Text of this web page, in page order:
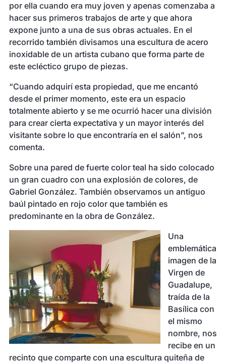
por ella cuando era muy joven y apenas comenzaba a
hacer sus primeros trabajos de arte y que ahora
expone junto a una de sus obras actuales. En el
recorrido también divisamos una escultura de acero
inoxidable de un artista cubano que forma parte de
este ecléctico grupo de piezas.
“Cuando adquirí esta propiedad, que me encantó
desde el primer momento, este era un espacio
totalmente abierto y se me ocurrió hacer una división
para crear cierta expectativa y un mayor interés del
visitante sobre lo que encontraría en el salón”, nos
comenta.
Sobre una pared de fuerte color teal ha sido colocado
un gran cuadro con una explosión de colores, de
Gabriel González. También observamos un antiguo
baúl pintado en rojo color que también es
predominante en la obra de González.
Una
emblemática
imagen de la
Virgen de
Guadalupe,
traída de la
Basílica con
el mismo
nombre, nos
recibe en un
recinto que comparte con una escultura quiteña de